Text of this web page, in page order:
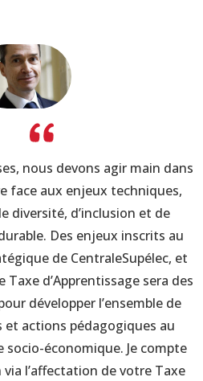
nous devons agir main dans
face aux enjeux techniques,
diversité, d’inclusion et de
Des enjeux inscrits au
de CentraleSupélec, et
Taxe d’Apprentissage sera des
développer l’ensemble de
actions pédagogiques au
socio-économique. Je compte
l’affectation de votre Taxe